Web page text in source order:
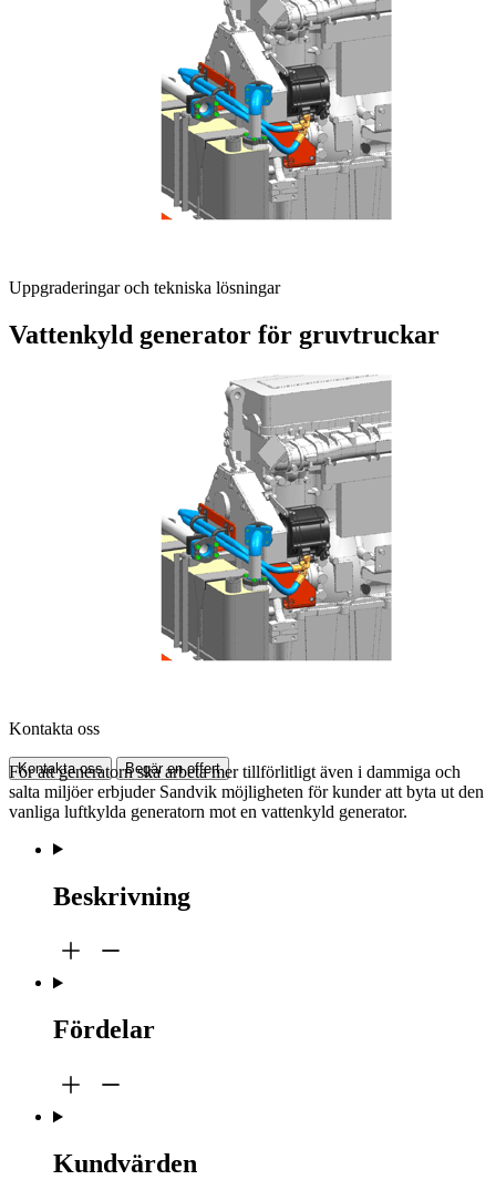
Uppgraderingar och tekniska lösningar
Vattenkyld generator för gruvtruckar
Kontakta oss
Kontakta oss Begär en offert
För att generatorn ska arbeta mer tillförlitligt även i dammiga och
salta miljöer erbjuder Sandvik möjligheten för kunder att byta ut den
vanliga luftkylda generatorn mot en vattenkyld generator.
Beskrivning
Fördelar
Kundvärden